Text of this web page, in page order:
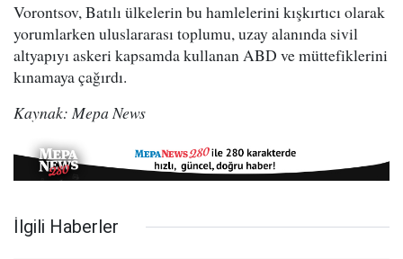
Vorontsov, Batılı ülkelerin bu hamlelerini kışkırtıcı olarak
yorumlarken uluslararası toplumu, uzay alanında sivil
altyapıyı askeri kapsamda kullanan ABD ve müttefiklerini
kınamaya çağırdı.
Kaynak: Mepa News
İlgili Haberler